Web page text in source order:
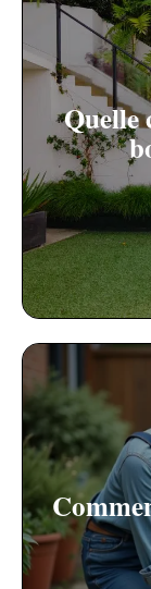
Quelle